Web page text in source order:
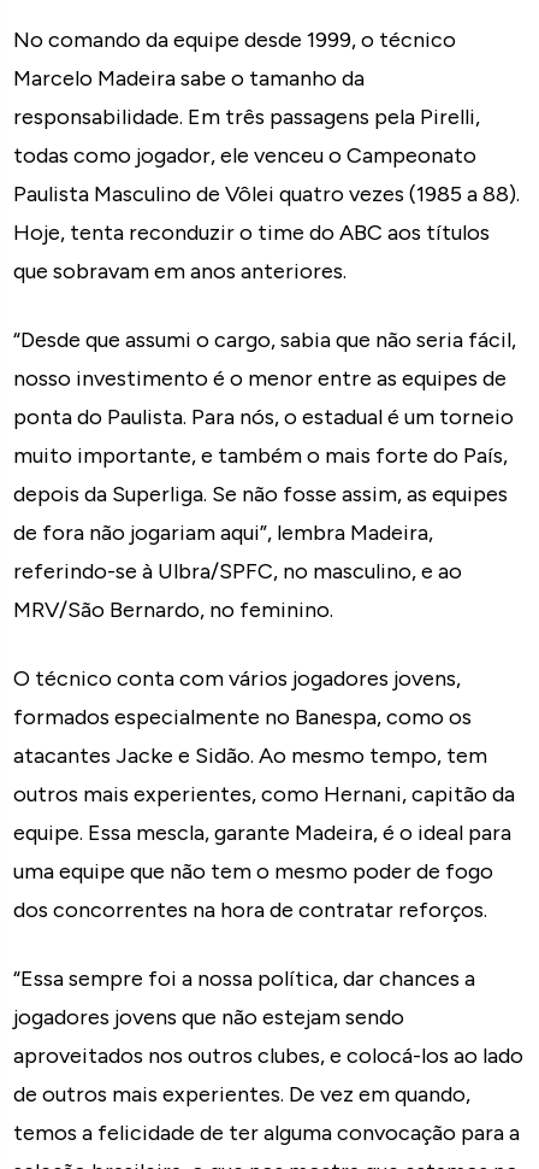
No comando da equipe desde 1999, o técnico
Marcelo Madeira sabe o tamanho da
responsabilidade. Em três passagens pela Pirelli,
todas como jogador, ele venceu o Campeonato
Paulista Masculino de Vôlei quatro vezes (1985 a 88).
Hoje, tenta reconduzir o time do ABC aos títulos
que sobravam em anos anteriores.
“Desde que assumi o cargo, sabia que não seria fácil,
nosso investimento é o menor entre as equipes de
ponta do Paulista. Para nós, o estadual é um torneio
muito importante, e também o mais forte do País,
depois da Superliga. Se não fosse assim, as equipes
de fora não jogariam aqui”, lembra Madeira,
referindo-se à Ulbra/SPFC, no masculino, e ao
MRV/São Bernardo, no feminino.
O técnico conta com vários jogadores jovens,
formados especialmente no Banespa, como os
atacantes Jacke e Sidão. Ao mesmo tempo, tem
outros mais experientes, como Hernani, capitão da
equipe. Essa mescla, garante Madeira, é o ideal para
uma equipe que não tem o mesmo poder de fogo
dos concorrentes na hora de contratar reforços.
“Essa sempre foi a nossa política, dar chances a
jogadores jovens que não estejam sendo
aproveitados nos outros clubes, e colocá-los ao lado
de outros mais experientes. De vez em quando,
temos a felicidade de ter alguma convocação para a